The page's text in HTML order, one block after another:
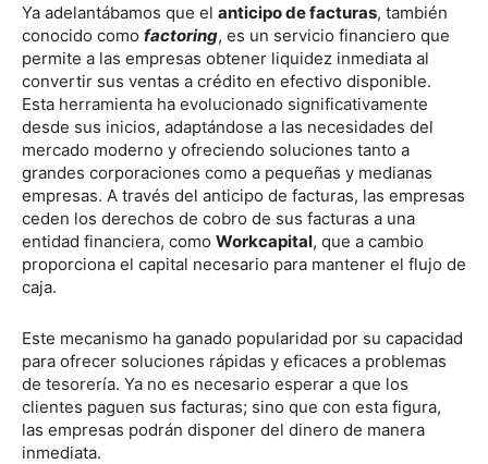
Ya adelantábamos que el anticipo de facturas, también
conocido como factoring, es un servicio financiero que
permite a las empresas obtener liquidez inmediata al
convertir sus ventas a crédito en efectivo disponible.
Esta herramienta ha evolucionado significativamente
desde sus inicios, adaptándose a las necesidades del
mercado moderno y ofreciendo soluciones tanto a
grandes corporaciones como a pequeñas y medianas
empresas. A través del anticipo de facturas, las empresas
ceden los derechos de cobro de sus facturas a una
entidad financiera, como Workcapital, que a cambio
proporciona el capital necesario para mantener el flujo de
caja.
Este mecanismo ha ganado popularidad por su capacidad
para ofrecer soluciones rápidas y eficaces a problemas
de tesorería. Ya no es necesario esperar a que los
clientes paguen sus facturas; sino que con esta figura,
las empresas podrán disponer del dinero de manera
inmediata.